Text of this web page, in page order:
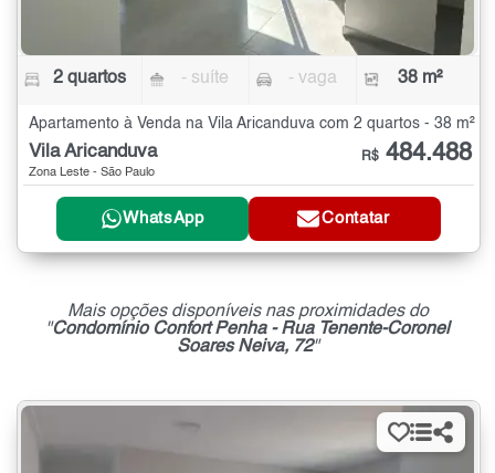
2 quartos - suíte - vaga 38 m²
Apartamento à Venda na Vila Aricanduva com 2 quartos - 38 m²
Vila Aricanduva
Zona Leste - São Paulo
R$ 484.488
WhatsApp Contatar
Mais opções disponíveis nas proximidades do
"Condomínio Confort Penha - Rua Tenente-Coronel
Soares Neiva, 72"